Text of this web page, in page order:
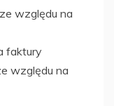
względu na
faktury
względu na